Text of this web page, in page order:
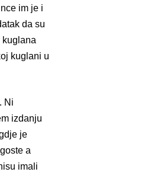
im je i
da su
kuglana
kuglani u
Ni
izdanju
je
a
imali